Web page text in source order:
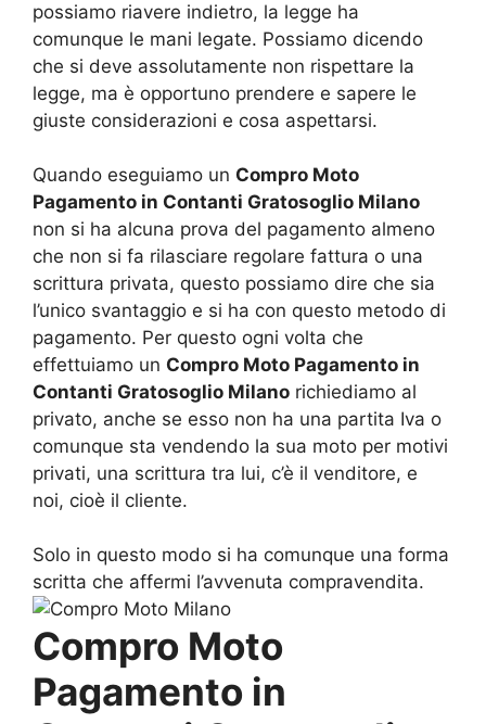
possiamo riavere indietro, la legge ha
comunque le mani legate. Possiamo dicendo
che si deve assolutamente non rispettare la
legge, ma è opportuno prendere e sapere le
giuste considerazioni e cosa aspettarsi.
Quando eseguiamo un Compro Moto
Pagamento in Contanti Gratosoglio Milano
non si ha alcuna prova del pagamento almeno
che non si fa rilasciare regolare fattura o una
scrittura privata, questo possiamo dire che sia
l’unico svantaggio e si ha con questo metodo di
pagamento. Per questo ogni volta che
effettuiamo un Compro Moto Pagamento in
Contanti Gratosoglio Milano richiediamo al
privato, anche se esso non ha una partita Iva o
comunque sta vendendo la sua moto per motivi
privati, una scrittura tra lui, c’è il venditore, e
noi, cioè il cliente.
Solo in questo modo si ha comunque una forma
scritta che affermi l’avvenuta compravendita.
Compro Moto
Pagamento in